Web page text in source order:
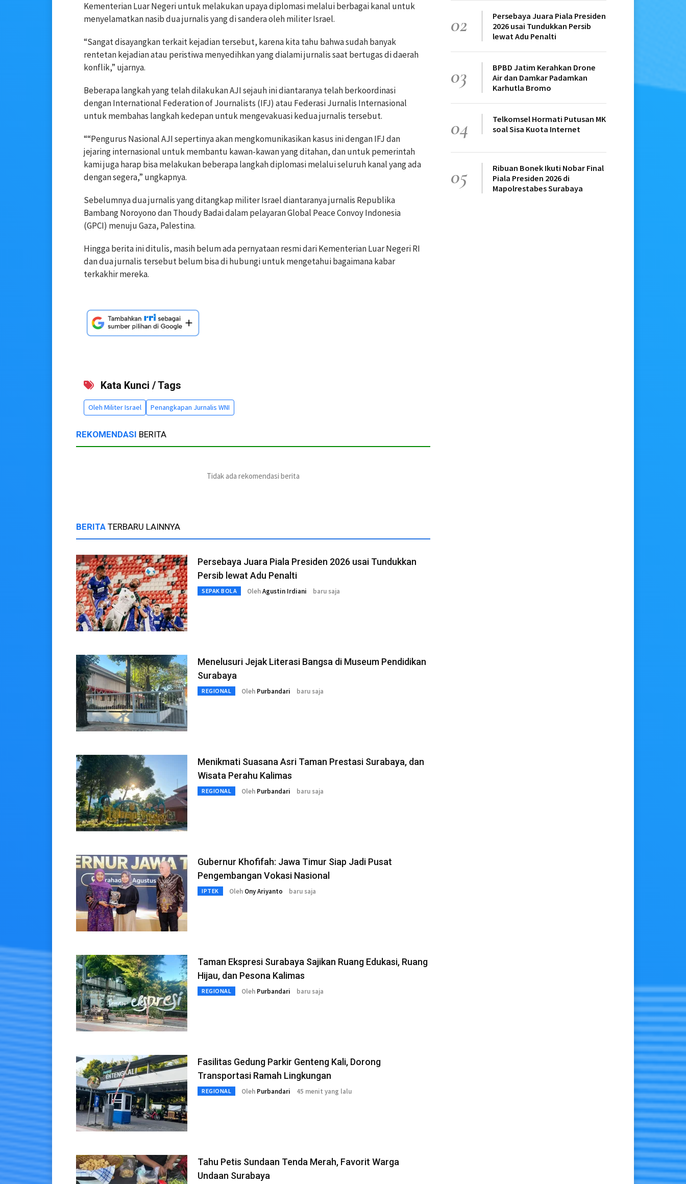
Kementerian Luar Negeri untuk melakukan upaya diplomasi melalui berbagai kanal untuk
menyelamatkan nasib dua jurnalis yang di sandera oleh militer Israel.
“Sangat disayangkan terkait kejadian tersebut, karena kita tahu bahwa sudah banyak
rentetan kejadian atau peristiwa menyedihkan yang dialami jurnalis saat bertugas di daerah
konflik,” ujarnya.
Beberapa langkah yang telah dilakukan AJI sejauh ini diantaranya telah berkoordinasi
dengan International Federation of Journalists (IFJ) atau Federasi Jurnalis Internasional
untuk membahas langkah kedepan untuk mengevakuasi kedua jurnalis tersebut.
““Pengurus Nasional AJI sepertinya akan mengkomunikasikan kasus ini dengan IFJ dan
jejaring internasional untuk membantu kawan-kawan yang ditahan, dan untuk pemerintah
kami juga harap bisa melakukan beberapa langkah diplomasi melalui seluruh kanal yang ada
dengan segera,” ungkapnya.
Sebelumnya dua jurnalis yang ditangkap militer Israel diantaranya jurnalis Republika
Bambang Noroyono dan Thoudy Badai dalam pelayaran Global Peace Convoy Indonesia
(GPCI) menuju Gaza, Palestina.
Hingga berita ini ditulis, masih belum ada pernyataan resmi dari Kementerian Luar Negeri RI
dan dua jurnalis tersebut belum bisa di hubungi untuk mengetahui bagaimana kabar
terkakhir mereka.
Kata Kunci / Tags
Oleh Militer Israel Penangkapan Jurnalis WNI
REKOMENDASI BERITA
Tidak ada rekomendasi berita
BERITA TERBARU LAINNYA
Persebaya Juara Piala Presiden 2026 usai Tundukkan
Persib lewat Adu Penalti
SEPAK BOLA OlehAgustin Irdiani baru saja
Menelusuri Jejak Literasi Bangsa di Museum Pendidikan
Surabaya
REGIONAL Oleh Purbandari baru saja
Menikmati Suasana Asri Taman Prestasi Surabaya, dan
Wisata Perahu Kalimas
REGIONAL Oleh Purbandari baru saja
Gubernur Khofifah: Jawa Timur Siap Jadi Pusat
Pengembangan Vokasi Nasional
IPTEK Oleh Ony Ariyanto baru saja
Taman Ekspresi Surabaya Sajikan Ruang Edukasi, Ruang
Hijau, dan Pesona Kalimas
REGIONAL Oleh Purbandari baru saja
Fasilitas Gedung Parkir Genteng Kali, Dorong
Transportasi Ramah Lingkungan
REGIONAL Oleh Purbandari 45 menit yang lalu
Tahu Petis Sundaan Tenda Merah, Favorit Warga
Undaan Surabaya
02
Persebaya Juara Piala Presiden
2026 usai Tundukkan Persib
lewat Adu Penalti
03
BPBD Jatim Kerahkan Drone
Air dan Damkar Padamkan
Karhutla Bromo
04
Telkomsel Hormati Putusan MK
soal Sisa Kuota Internet
05
Ribuan Bonek Ikuti Nobar Final
Piala Presiden 2026 di
Mapolrestabes Surabaya